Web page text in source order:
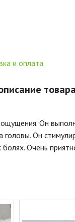
и оплата
товара
Он
Он
Очень